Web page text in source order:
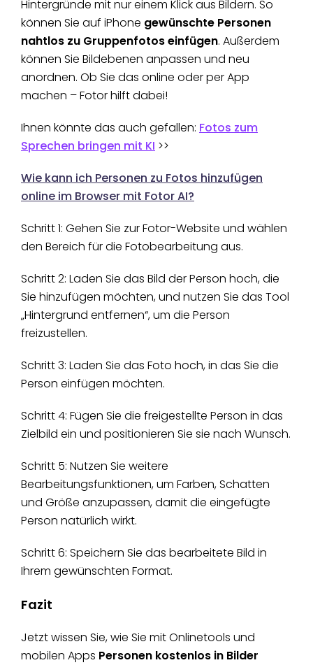
Hintergründe mit nur einem Klick aus Bildern. So
können Sie auf iPhone gewünschte Personen
nahtlos zu Gruppenfotos einfügen. Außerdem
können Sie Bildebenen anpassen und neu
anordnen. Ob Sie das online oder per App
machen – Fotor hilft dabei!
Ihnen könnte das auch gefallen: Fotos zum
Sprechen bringen mit KI >>
Wie kann ich Personen zu Fotos hinzufügen
online im Browser mit Fotor AI?
Schritt 1: Gehen Sie zur Fotor-Website und wählen
den Bereich für die Fotobearbeitung aus.
Schritt 2: Laden Sie das Bild der Person hoch, die
Sie hinzufügen möchten, und nutzen Sie das Tool
„Hintergrund entfernen“, um die Person
freizustellen.
Schritt 3: Laden Sie das Foto hoch, in das Sie die
Person einfügen möchten.
Schritt 4: Fügen Sie die freigestellte Person in das
Zielbild ein und positionieren Sie sie nach Wunsch.
Schritt 5: Nutzen Sie weitere
Bearbeitungsfunktionen, um Farben, Schatten
und Größe anzupassen, damit die eingefügte
Person natürlich wirkt.
Schritt 6: Speichern Sie das bearbeitete Bild in
Ihrem gewünschten Format.
Fazit
Jetzt wissen Sie, wie Sie mit Onlinetools und
mobilen Apps Personen kostenlos in Bilder